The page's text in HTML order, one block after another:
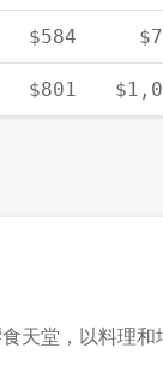
$584
$801
天堂，以料理和